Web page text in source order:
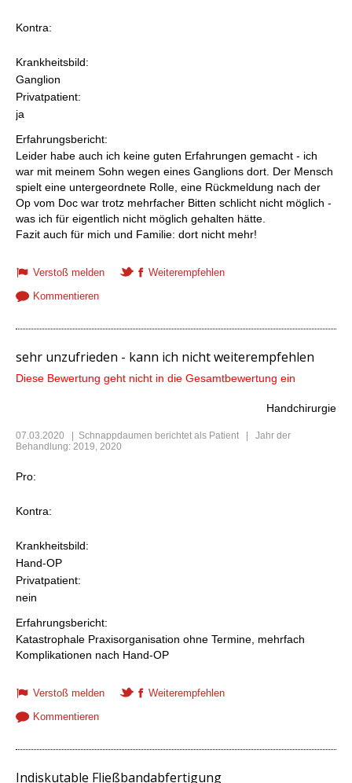
Kontra:
Krankheitsbild:
Ganglion
Privatpatient:
ja
Erfahrungsbericht:
Leider habe auch ich keine guten Erfahrungen gemacht - ich
war mit meinem Sohn wegen eines Ganglions dort. Der Mensch
spielt eine untergeordnete Rolle, eine Rückmeldung nach der
Op vom Doc war trotz mehrfacher Bitten schlicht nicht möglich -
was ich für eigentlich nicht möglich gehalten hätte.
Fazit auch für mich und Familie: dort nicht mehr!
Verstoß melden
Weiterempfehlen
Kommentieren
sehr unzufrieden - kann ich nicht weiterempfehlen
Diese Bewertung geht nicht in die Gesamtbewertung ein
Handchirurgie
07.03.2020 | Schnappdaumen berichtet als Patient | Jahr der
Behandlung: 2019, 2020
Pro:
Kontra:
Krankheitsbild:
Hand-OP
Privatpatient:
nein
Erfahrungsbericht:
Katastrophale Praxisorganisation ohne Termine, mehrfach
Komplikationen nach Hand-OP
Verstoß melden
Weiterempfehlen
Kommentieren
Indiskutable Fließbandabfertigung